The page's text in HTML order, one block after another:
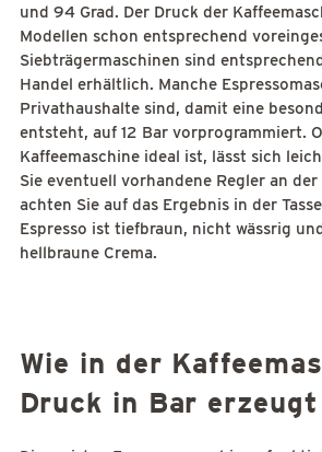
und 94 Grad. Der Druck der
Modellen schon entsprechend
Siebträgermaschinen sind
Handel erhältlich. Manche
Privathaushalte sind, damit eine
entsteht, auf 12 Bar vorprogrammiert.
Kaffeemaschine ideal ist, lässt sich
Sie eventuell vorhandene Regler an
achten Sie auf das Ergebnis in der
Espresso ist tiefbraun, nicht wässrig
hellbraune Crema.
Wie in der
Druck in Bar